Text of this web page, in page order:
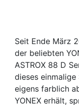
Seit Ende März
der beliebten
ASTROX 88 D
dieses einmalige
eigens farblich
YONEX erhält,